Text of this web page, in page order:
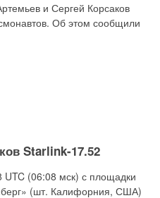
и Сергей Корсаков
Об этом сообщили
Starlink-17.52
(06:08 мск) с площадки
(шт. Калифорния, США)